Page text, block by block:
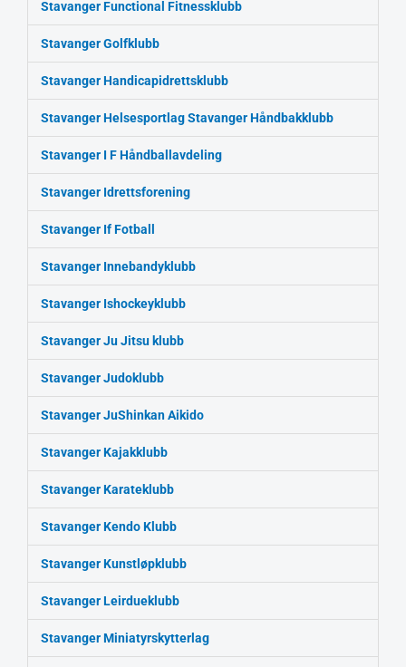
Stavanger Functional Fitnessklubb
Stavanger Golfklubb
Stavanger Handicapidrettsklubb
Stavanger Helsesportlag Stavanger Håndbakklubb
Stavanger I F Håndballavdeling
Stavanger Idrettsforening
Stavanger If Fotball
Stavanger Innebandyklubb
Stavanger Ishockeyklubb
Stavanger Ju Jitsu klubb
Stavanger Judoklubb
Stavanger JuShinkan Aikido
Stavanger Kajakklubb
Stavanger Karateklubb
Stavanger Kendo Klubb
Stavanger Kunstløpklubb
Stavanger Leirdueklubb
Stavanger Miniatyrskytterlag